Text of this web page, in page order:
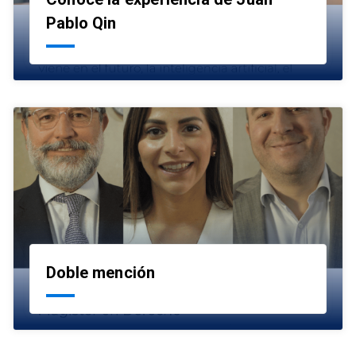
Pablo Qin
Doble mención